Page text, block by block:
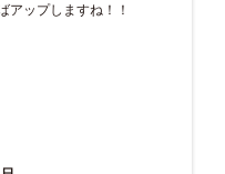
アップしますね！！